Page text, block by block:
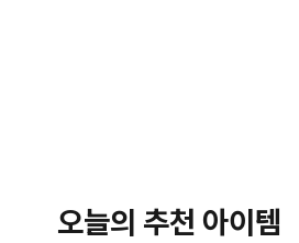
오늘의 추천 아이템